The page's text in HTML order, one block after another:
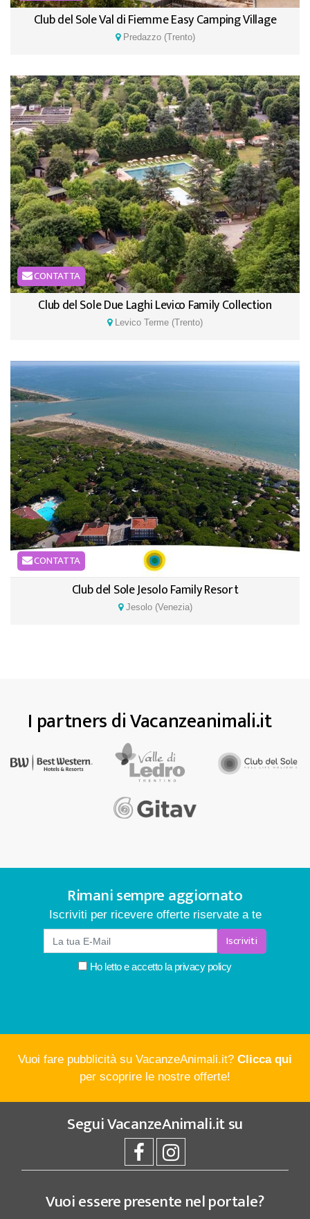
Club del Sole Val di Fiemme Easy Camping Village
Predazzo (Trento)
CONTATTA
Club del Sole Due Laghi Levico Family Collection
Levico Terme (Trento)
CONTATTA
Club del Sole Jesolo Family Resort
Jesolo (Venezia)
I partners di Vacanzeanimali.it
Rimani sempre aggiornato
Iscriviti per ricevere offerte riservate a te
Iscriviti
Ho letto e accetto laprivacy policy
Vuoi fare pubblicità su VacanzeAnimali.it? Clicca qui
per scoprire le nostre offerte!
SeguiVacanzeAnimali.itsu
Vuoi essere presente nel portale?